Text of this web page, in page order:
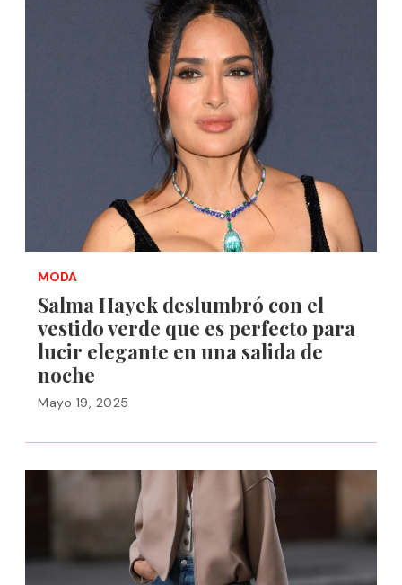
MODA
Salma Hayek deslumbró con el
vestido verde que es perfecto para
lucir elegante en una salida de
noche
Mayo 19, 2025